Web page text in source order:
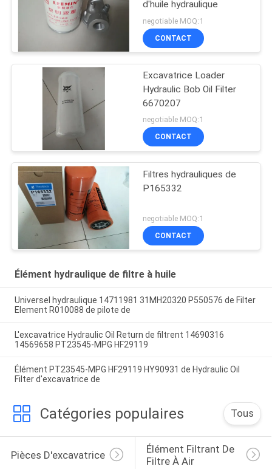
d'huile hydraulique
negotiable MOQ:1
CONTACT
Excavatrice Loader
Hydraulic Bob Oil Filter
6670207
negotiable MOQ:1
CONTACT
Filtres hydrauliques de
P165332
negotiable MOQ:1
CONTACT
Élément hydraulique de filtre à huile
Universel hydraulique 14711981 31MH20320 P550576 de Filter
Element R010088 de pilote de
L'excavatrice Hydraulic Oil Return de filtrent 14690316
14569658 PT23545-MPG HF29119
Élément PT23545-MPG HF29119 HY90931 de Hydraulic Oil
Filter d'excavatrice de
Catégories populaires Tous
Pièces D'excavatrice
Élément Filtrant De
Filtre À Air